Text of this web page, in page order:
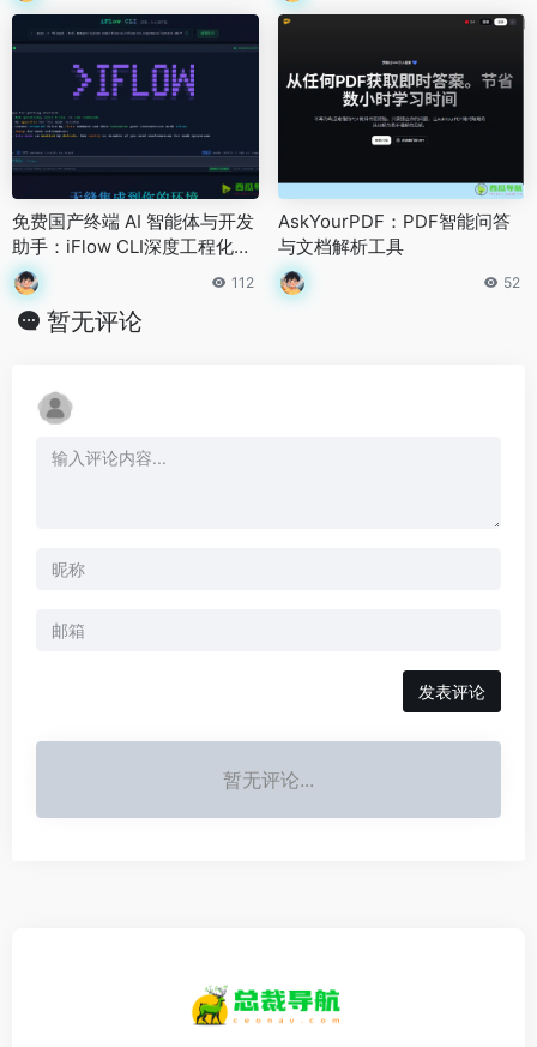
免费国产终端 AI 智能体与开发
助手：iFlow CLI深度工程化功
能及丰富扩展能力
112
AskYourPDF：PDF智能问答
与文档解析工具
52
暂无评论
发表评论
暂无评论...